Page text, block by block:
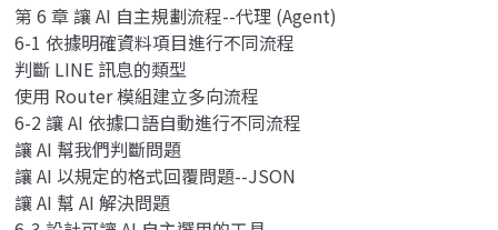
第 6 章 讓 AI 自主規劃流程--代理 (Agent)
6-1 依據明確資料項目進行不同流程
判斷 LINE 訊息的類型
使用 Router 模組建立多向流程
6-2 讓 AI 依據口語自動進行不同流程
讓 AI 幫我們判斷問題
讓 AI 以規定的格式回覆問題--JSON
讓 AI 幫 AI 解決問題